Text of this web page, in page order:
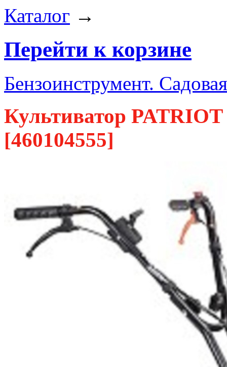
Каталог →
Перейти к корзине
Бензоинструмент.
Культиватор
[460104555]